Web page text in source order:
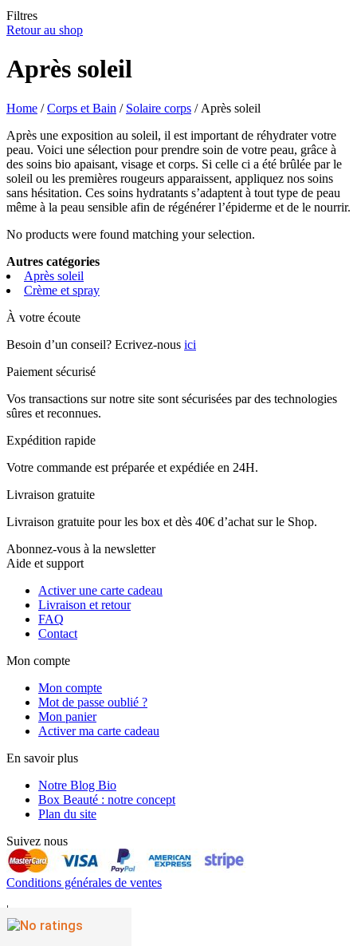
Filtres
Retour au shop
Après soleil
Home /Corps et Bain / Solaire corps / Après soleil
Après une exposition au soleil, il est important de réhydrater votre
peau. Voici une sélection pour prendre soin de votre peau, grâce à
des soins bio apaisant, visage et corps. Si celle ci a été brûlée par le
soleil ou les premières rougeurs apparaissent, appliquez nos soins
sans hésitation. Ces soins hydratants s’adaptent à tout type de peau
même à la peau sensible afin de régénérer l’épiderme et de le nourrir.
No products were found matching your selection.
Autres catégories
Après soleil
Crème et spray
À votre écoute
Besoin d’un conseil? Ecrivez-nous ici
Paiement sécurisé
Vos transactions sur notre site sont sécurisées par des technologies
sûres et reconnues.
Expédition rapide
Votre commande est préparée et expédiée en 24H.
Livraison gratuite
Livraison gratuite pour les box et dès 40€ d’achat sur le Shop.
Abonnez-vous à la newsletter
Aide et support
Activer une carte cadeau
Livraison et retour
FAQ
Contact
Mon compte
Mon compte
Mot de passe oublié ?
Mon panier
Activer ma carte cadeau
En savoir plus
Notre Blog Bio
Box Beauté : notre concept
Plan du site
Suivez nous
Conditions générales de ventes
|
Mentions légales